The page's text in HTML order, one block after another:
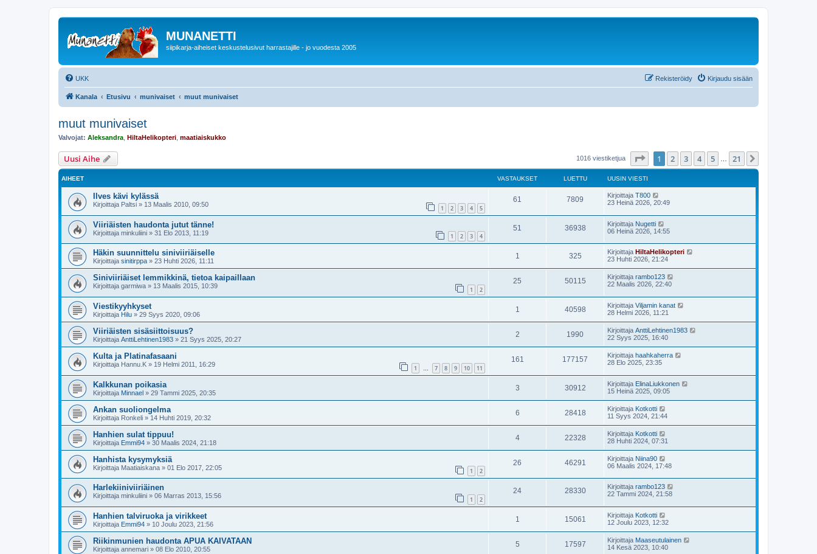
MUNANETTI
siipikarja-aiheiset keskustelusivut harrastajille - jo vuodesta 2005
UKK Kirjaudu sisään
Rekisteröidy
Kanala Etusivu munivaiset muut munivaiset
muut munivaiset
Valvojat: Aleksandra HiltaHelikopteri maatiaiskukko
Uusi Aihe 1016 viestiketjua Sivu 21
1 2 3 4 5 21
AIHEET VASTAUKSET LUETTU UUSIN VIESTI
Ilves kävi kylässä
Kirjoittaja Paltsi » 13 Maalis 2010, 09:50 1 2 3 4 5
61 7809 Kirjoittaja T800
23 Heinä 2026, 20:49
Viiriäisten haudonta jutut tänne!
Kirjoittaja minkuliini » 31 Elo 2013, 11:19 1 2 3 4
51 36938 Kirjoittaja Nugetti
06 Heinä 2026, 14:55
Häkin suunnittelu siniviiriäiselle
Kirjoittaja sinitirppa » 23 Huhti 2026, 11:11
1 325 Kirjoittaja HiltaHelikopteri
23 Huhti 2026, 21:24
Siniviiriäiset lemmikkinä, tietoa kaipaillaan
Kirjoittaja garmiwa » 13 Maalis 2015, 10:39 1 2
25 50115 Kirjoittaja rambo123
22 Maalis 2026, 22:40
Viestikyyhkyset
Kirjoittaja Hilu » 29 Syys 2020, 09:06
1 40598 Kirjoittaja Viljamin kanat
28 Helmi 2026, 11:21
Viiriäisten sisäsiittoisuus?
Kirjoittaja AnttiLehtinen1983 » 21 Syys 2025, 20:27
2 1990 Kirjoittaja AnttiLehtinen1983
22 Syys 2025, 16:40
Kulta ja Platinafasaani
Kirjoittaja Hannu.K » 19 Helmi 2011, 16:29 1 … 7 8 9 10 11
161 177157 Kirjoittaja haahkaherra
28 Elo 2025, 23:35
Kalkkunan poikasia
Kirjoittaja Minnael » 29 Tammi 2025, 20:35
3 30912 Kirjoittaja ElinaLiukkonen
15 Heinä 2025, 09:05
Ankan suoliongelma
Kirjoittaja Ronkeli » 14 Huhti 2019, 20:32
6 28418 Kirjoittaja Kotkotti
11 Syys 2024, 21:44
Hanhien sulat tippuu!
Kirjoittaja Emmi94 » 30 Maalis 2024, 21:18
4 22328 Kirjoittaja Kotkotti
28 Huhti 2024, 07:31
Hanhista kysymyksiä
Kirjoittaja Maatiaiskana » 01 Elo 2017, 22:05 1 2
26 46291 Kirjoittaja Niina90
06 Maalis 2024, 17:48
Harlekiiniviiriäinen
Kirjoittaja minkuliini » 06 Marras 2013, 15:56 1 2
24 28330 Kirjoittaja rambo123
22 Tammi 2024, 21:58
Hanhien talviruoka ja virikkeet
Kirjoittaja Emmi94 » 10 Joulu 2023, 21:56
1 15061 Kirjoittaja Kotkotti
12 Joulu 2023, 12:32
Riikinmunien haudonta APUA KAIVATAAN
Kirjoittaja annemari » 08 Elo 2010, 20:55
5 17597 Kirjoittaja Maaseutulainen
14 Kesä 2023, 10:40